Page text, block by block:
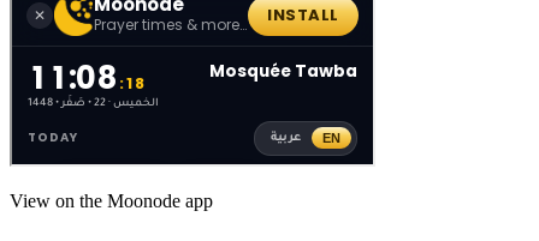
View on the Moonode app